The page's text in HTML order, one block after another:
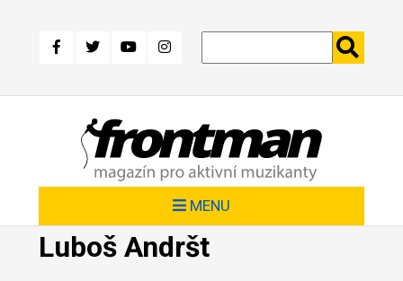
hlavnímu
MENU
Luboš Andršt